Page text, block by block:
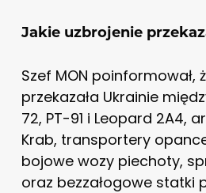
Jakie uzbrojenie
Szef MON poinformował,
przekazała Ukrainie
72, PT-91 i Leopard 2A4,
Krab, transportery
bojowe wozy piechoty,
oraz bezzałogowe statki